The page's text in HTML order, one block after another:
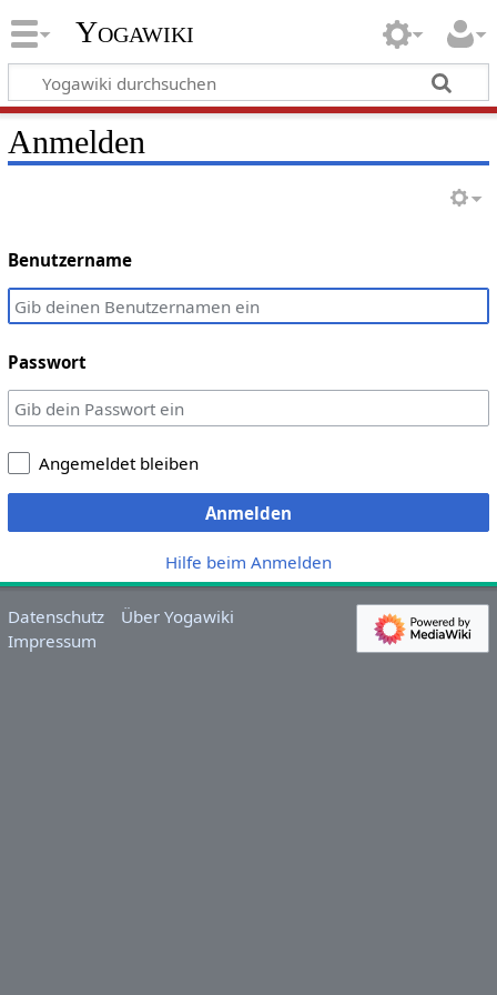
Yogawiki
Anmelden
Benutzername
Passwort
Angemeldet bleiben
Anmelden
Hilfe beim Anmelden
Datenschutz
Über Yogawiki
Impressum